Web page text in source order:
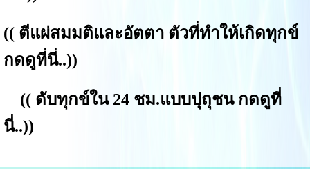
(( ตีแผ่สมมติและอัตตา ตัวที่ทำให้เกิดทุกข์
กดดูที่นี่..))
(( ดับทุกข์ใน 24 ชม.แบบปุถุชน กดดูที่
นี่..))